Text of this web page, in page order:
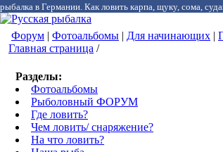
рыбалка в Германии. Как ловить карпа, щуку, сома,
Форум | Фотоальбомы | Для начинающих |
Главная страница /
Разделы:
Фотоальбомы
Рыболовный ФОРУМ
Где ловить?
Чем ловить/ снаряжение?
На что ловить?